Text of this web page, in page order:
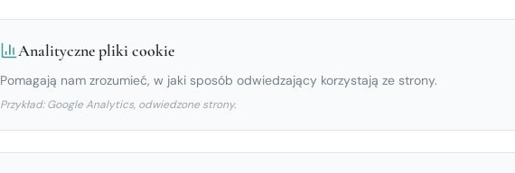
Analityczne pliki cookie
Pomagają nam zrozumieć, w jaki sposób odwiedzający korzystają ze strony.
Przykład: Google Analytics, odwiedzone strony.